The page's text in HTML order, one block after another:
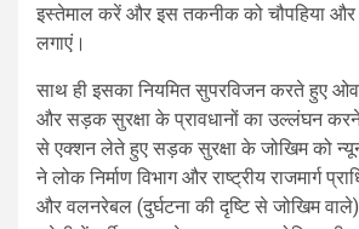
इस्तेमाल करें और इस तकनीक को चौपहिया और
लगाएं।
साथ ही इसका नियमित सुपरविजन करते हुए
और सड़क सुरक्षा के प्रावधानों का उल्लंघन
से एक्शन लेते हुए सड़क सुरक्षा के जोखिम को
ने लोक निर्माण विभाग और राष्ट्रीय राजमार्ग
और वलनरेबल (दुर्घटना की दृष्टि से जोखिम वाले)